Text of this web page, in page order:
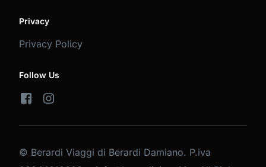
Privacy
Privacy Policy
Follow Us
© Berardi Viaggi di Berardi Damiano. P.iva